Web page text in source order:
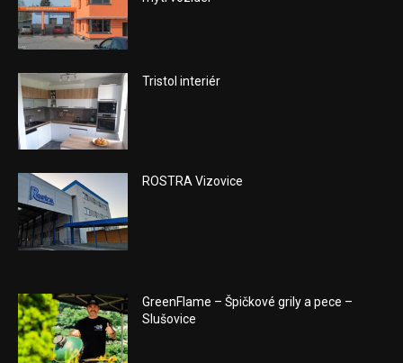
Tristol interiér
ROSTRA Vizovice
GreenFlame – Špičkové grily a pece –
Slušovice